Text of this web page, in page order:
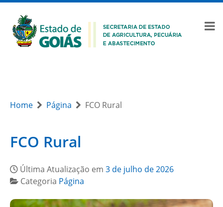
Home Página FCO Rural
FCO Rural
Última Atualização em 3 de julho de 2026
Categoria Página